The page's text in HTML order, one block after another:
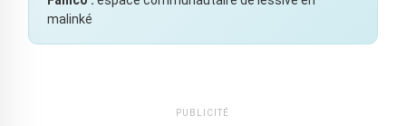
malinké
PUBLICITÉ